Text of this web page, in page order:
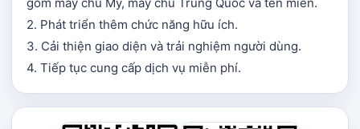
2. Phát triển thêm chức năng hữu ích.
3. Cải thiện giao diện và trải nghiệm người dùng.
4. Tiếp tục cung cấp dịch vụ miễn phí.